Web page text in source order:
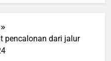
pencalonan dari jalur